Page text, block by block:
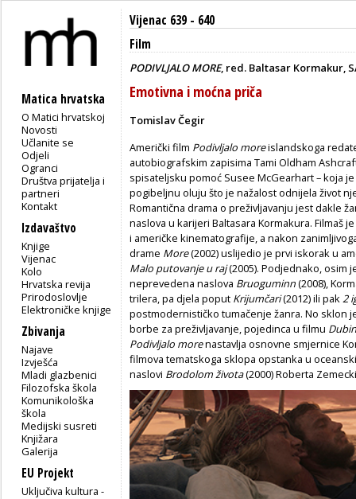
Matica hrvatska
O Matici hrvatskoj
Novosti
Učlanite se
Odjeli
Ogranci
Društva prijatelja i
partneri
Kontakt
Izdavaštvo
Knjige
Vijenac
Kolo
Hrvatska revija
Prirodoslovlje
Elektroničke knjige
Zbivanja
Najave
Izvješća
Mladi glazbenici
Filozofska škola
Komunikološka
škola
Medijski susreti
Knjižara
Galerija
EU Projekt
Uključiva kultura -
Vijenac 639 - 640
Film
PODIVLJALO MORE, red. Baltasar Kormakur,
Emotivna i moćna priča
Tomislav Čegir
Američki film Podivljalo moreislandskoga
autobiografskim zapisima Tami Oldham
spisateljsku pomoć Susee McGearhart – koja
pogibeljnu oluju što je nažalost odnijela život
Romantična drama o preživljavanju jest dakle
naslova u karijeri Baltasara Kormakura.
i američke kinematografije, a nakon
drame More(2002) uslijedio je prvi iskorak u
Malo putovanje u raj(2005). Podjednako, osim
neprevedena naslova Bruoguminn(2008),
trilera, pa djela poput Krijumčari(2012) ili pak 2
postmodernističko tumačenje žanra. No sklon
borbe za preživljavanje, pojedinca u filmu
Podivljalo morenastavlja osnovne smjernice
filmova tematskoga sklopa opstanka u
naslovi Brodolom života(2000) Roberta